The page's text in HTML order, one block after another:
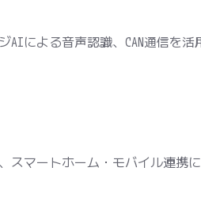
AIによる音声認識、CAN通信を
スマートホーム・モバイル連携